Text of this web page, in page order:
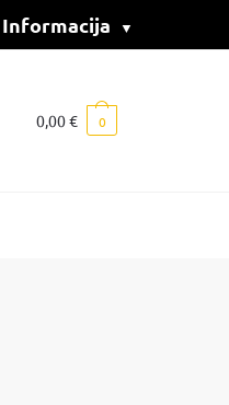
Informacija
0,00€ 0